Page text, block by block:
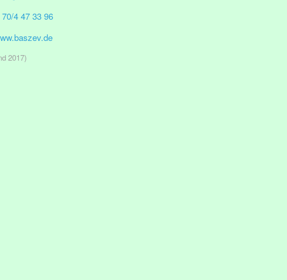
4 47 33 96
2017)